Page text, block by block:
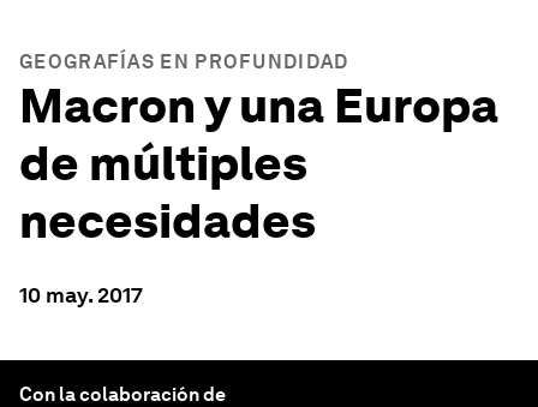
GEOGRAFÍAS EN PROFUNDIDAD
Macron y una Europa
de múltiples
necesidades
10 may. 2017
Con la colaboración de